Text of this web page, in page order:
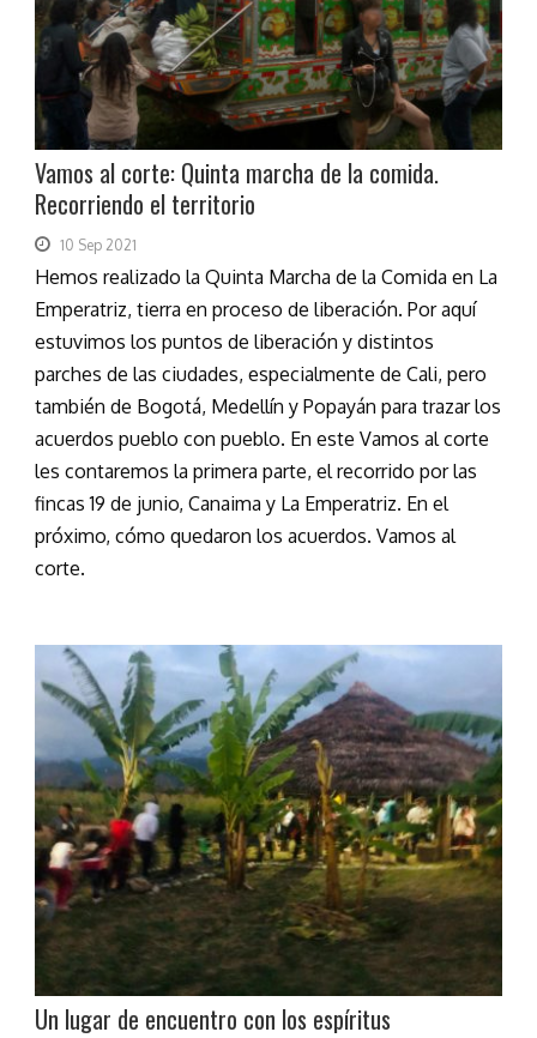
Vamos al corte: Quinta marcha de la comida.
Recorriendo el territorio
10 Sep 2021
Hemos realizado la Quinta Marcha de la Comida en La
Emperatriz, tierra en proceso de liberación. Por aquí
estuvimos los puntos de liberación y distintos
parches de las ciudades, especialmente de Cali, pero
también de Bogotá, Medellín y Popayán para trazar los
acuerdos pueblo con pueblo. En este Vamos al corte
les contaremos la primera parte, el recorrido por las
fincas 19 de junio, Canaima y La Emperatriz. En el
próximo, cómo quedaron los acuerdos. Vamos al
corte.
Un lugar de encuentro con los espíritus